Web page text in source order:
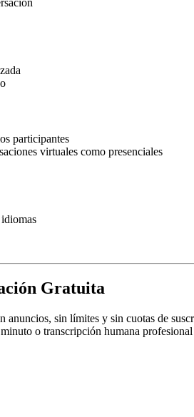
participantes
virtuales como presenciales
Gratuita
sin límites y sin cuotas de
o transcripción humana